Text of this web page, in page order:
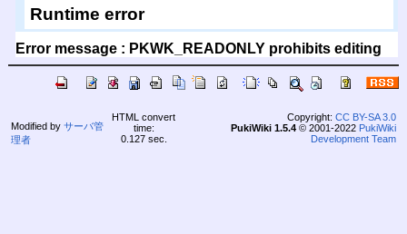
Runtime error
Error message : PKWK_READONLY prohibits editing
Modified by サーバ管
理者
HTML convert
time:
0.127 sec.
Copyright: CC BY-SA 3.0
PukiWiki 1.5.4© 2001-2022 PukiWiki
Development Team